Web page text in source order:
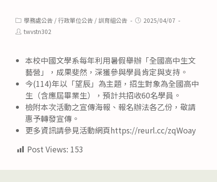
Post
category:
學務處公告 /行政單位公告 /訓育組公告
Post2025/04/07
Posttwvstn302
本校中國文學系每年利用暑假舉辦「全國高中生文
藝營」，成果斐然，深獲參與學員肯定與支持。
今(114)年以「望辰」為主題，招生對象為全國高中
生（含應屆畢業生），預計共招收60名學員。
檢附本次活動之宣傳海報、報名辦法各乙份，敬請
惠予轉發宣傳。
更多資訊請參見活動網頁https://reurl.cc/zqWoay
Post Views: 153